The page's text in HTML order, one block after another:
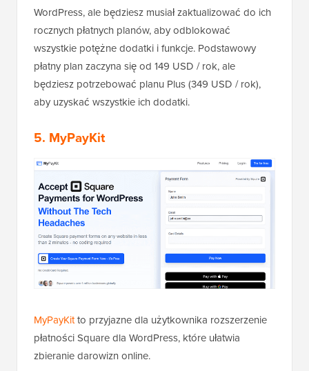
WordPress, ale będziesz musiał zaktualizować do ich
rocznych płatnych planów, aby odblokować
wszystkie potężne dodatki i funkcje. Podstawowy
płatny plan zaczyna się od 149 USD / rok, ale
będziesz potrzebować planu Plus (349 USD / rok),
aby uzyskać wszystkie ich dodatki.
5. MyPayKit
MyPayKitto przyjazne dla użytkownika rozszerzenie
płatności Square dla WordPress, które ułatwia
zbieranie darowizn online.